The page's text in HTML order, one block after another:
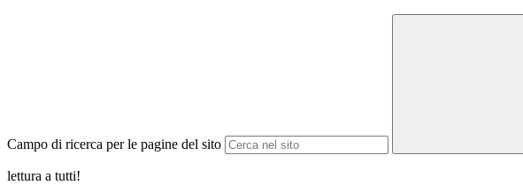
Campo di ricerca per le pagine del sito
lettura a tutti!